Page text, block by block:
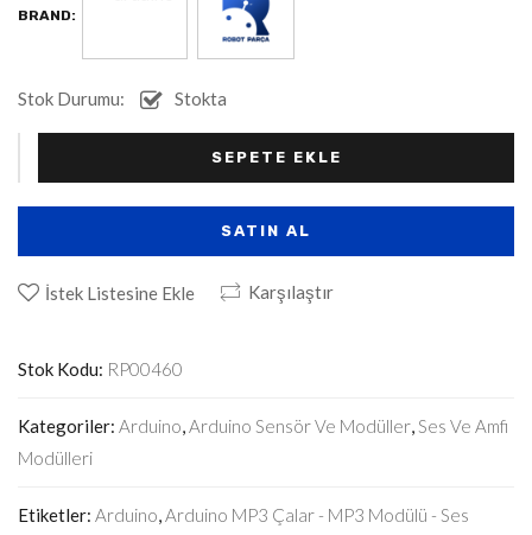
BRAND:
Stok Durumu: Stokta
SEPETE EKLE
SATIN AL
İstek Listesine Ekle Karşılaştır
Stok Kodu: RP00460
Kategoriler: Arduino,Arduino Sensör Ve Modüller,Ses Ve Amfi
Modülleri
Etiketler: Arduino,Arduino MP3 Çalar - MP3 Modülü - Ses